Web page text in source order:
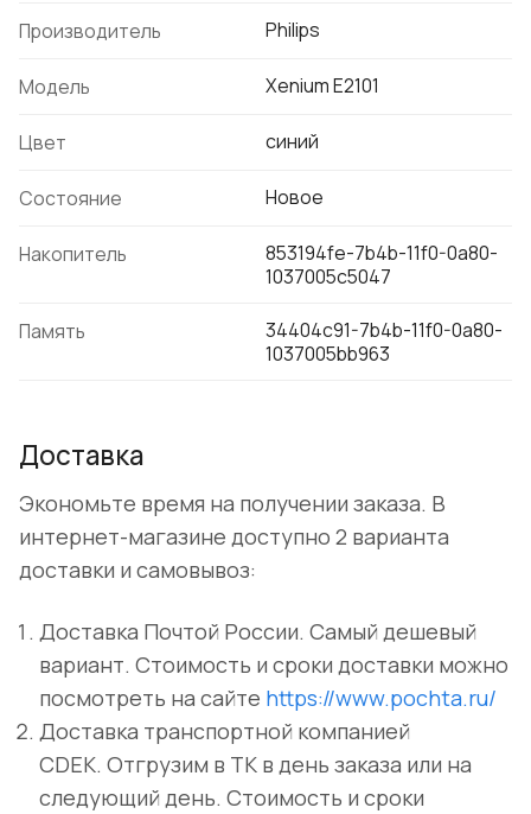
Производитель Philips
Модель Xenium E2101
Цвет синий
Состояние Новое
Накопитель
853194fe-7b4b-11f0-0a80-
1037005c5047
Память
34404c91-7b4b-11f0-0a80-
1037005bb963
Доставка
Экономьте время на получении заказа. В
интернет-магазине доступно 2 варианта
доставки и самовывоз:
Доставка Почтой России. Самый дешевый
вариант. Стоимость и сроки доставки можно
посмотреть на сайте https://www.pochta.ru/
Доставка транспортной компанией
CDEK. Отгрузим в ТК в день заказа или на
следующий день. Стоимость и сроки